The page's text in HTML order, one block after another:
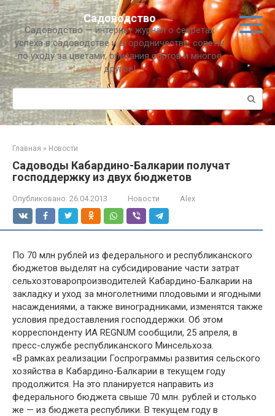
Перейти
к
контенту
Садоводство
Садоводство — интернет журнал о секретах
успеха в садоводстве и огородничестве, советы
по уходу за цветами, описания сортов и многое
другое!
Поиск:
Главная » Новости
Садоводы Кабардино-Балкарии получат
господдержку из двух бюджетов
Опубликовано: 26.04.2013 Новости Alex
По 70 млн рублей из федерального и республиканского
бюджетов выделят на субсидирование части затрат
сельхозтоваропроизводителей Кабардино-Балкарии на
закладку и уход за многолетними плодовыми и ягодными
насаждениями, а также виноградниками, изменятся также
условия предоставления господдержки. Об этом
корреспонденту ИА REGNUM сообщили, 25 апреля, в
пресс-службе республиканского Минсельхоза.
«В рамках реализации Госпрограммы развития сельского
хозяйства в Кабардино-Балкарии в текущем году
продолжится. На это планируется направить из
федерального бюджета свыше 70 млн. рублей и столько
же — из бюджета республики. В текущем году в